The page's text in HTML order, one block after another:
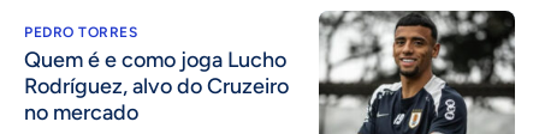
PEDRO TORRES
Quem é e como joga Lucho
Rodríguez, alvo do Cruzeiro
no mercado